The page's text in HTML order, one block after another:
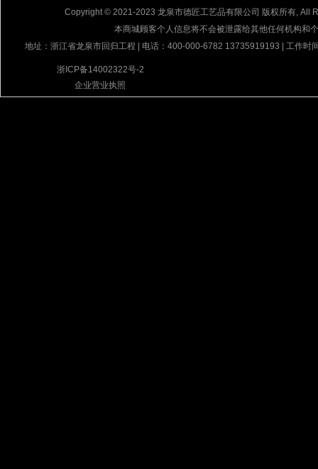
Copyright © 2021-2023 龙泉市德匠工艺品有限公司 版权所有, All
本商城顾客个人信息将不会被泄露给其他任何机构和
地址：浙江省龙泉市回归工程 | 电话：400-000-6782 13735919193 | 工作时
浙ICP备14002322号-2
企业营业执照